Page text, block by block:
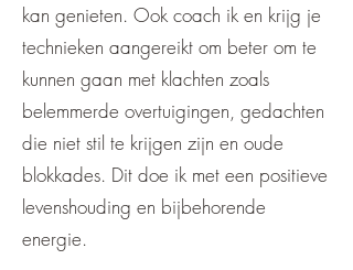
kan genieten. Ook coach ik en krijg je
technieken aangereikt om beter om te
kunnen gaan met klachten zoals
belemmerde overtuigingen, gedachten
die niet stil te krijgen zijn en oude
blokkades. Dit doe ik met een positieve
levenshouding en bijbehorende
energie.